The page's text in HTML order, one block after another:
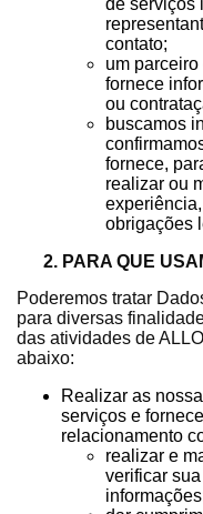
de serviços
contato;
um
fornece
ou
buscamos
fornece,
realizar ou
obrigações
2. PARA QUE
Poderemos tratar
para diversas
das atividades de
abaixo:
Realizar as
serviços e
relacionamento
realizar e
verificar